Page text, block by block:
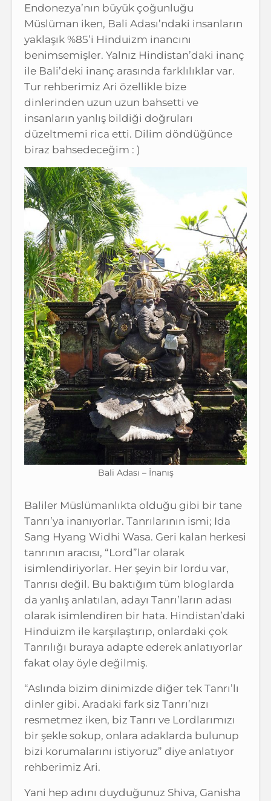
Endonezya’nın büyük çoğunluğu
Müslüman iken, Bali Adası’ndaki insanların
yaklaşık %85’i Hinduizm inancını
benimsemişler. Yalnız Hindistan’daki inanç
ile Bali’deki inanç arasında farklılıklar var.
Tur rehberimiz Ari özellikle bize
dinlerinden uzun uzun bahsetti ve
insanların yanlış bildiği doğruları
düzeltmemi rica etti. Dilim döndüğünce
biraz bahsedeceğim : )
Bali Adası – İnanış
Baliler Müslümanlıkta olduğu gibi bir tane
Tanrı’ya inanıyorlar. Tanrılarının ismi; Ida
Sang Hyang Widhi Wasa. Geri kalan herkesi
tanrının aracısı, “Lord”lar olarak
isimlendiriyorlar. Her şeyin bir lordu var,
Tanrısı değil. Bu baktığım tüm bloglarda
da yanlış anlatılan, adayı Tanrı’ların adası
olarak isimlendiren bir hata. Hindistan’daki
Hinduizm ile karşılaştırıp, onlardaki çok
Tanrılığı buraya adapte ederek anlatıyorlar
fakat olay öyle değilmiş.
“Aslında bizim dinimizde diğer tek Tanrı’lı
dinler gibi. Aradaki fark siz Tanrı’nızı
resmetmez iken, biz Tanrı ve Lordlarımızı
bir şekle sokup, onlara adaklarda bulunup
bizi korumalarını istiyoruz” diye anlatıyor
rehberimiz Ari.
Yani hep adını duyduğunuz Shiva, Ganisha